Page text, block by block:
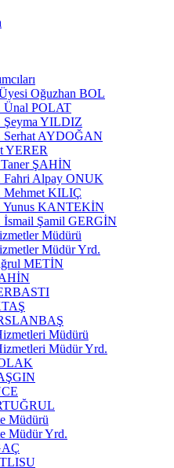
Oğuzhan BOL
Ünal POLAT
Şeyma YILDIZ
Serhat AYDOĞAN
YERER
ŞAHİN
Fahri Alpay ONUK
Mehmet KILIÇ
Yunus KANTEKİN
İsmail Şamil GERGİN
Müdürü
Müdür Yrd.
METİN
Müdürü
Müdür Yrd.
Müdürü
Müdür Yrd.